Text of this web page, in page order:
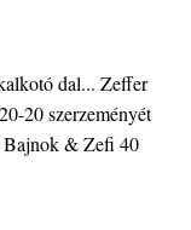
dal... Zeffer
20 szerzeményét
Bajnok & Zefi 40